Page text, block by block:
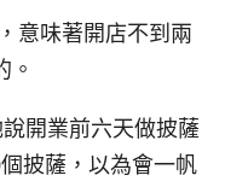
意味著開店不到兩
。
開業前六天做披薩
披薩，以為會一帆